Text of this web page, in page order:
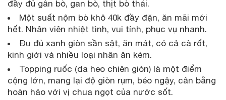
đầy đủ gân bò, gan bò, thịt bò thái.
Một suất nộm bò khô 40k đầy đặn, ăn mãi mới
hết. Nhân viên nhiệt tình, vui tính, phục vụ nhanh.
Đu đủ xanh giòn sần sật, ăn mát, có cả cà rốt,
kinh giới và nhiều loại nhân ăn kèm.
Topping ruốc (da heo chiên giòn) là một điểm
cộng lớn, mang lại độ giòn rụm, béo ngậy, cân bằng
hoàn hảo với vị chua ngọt của nước sốt.